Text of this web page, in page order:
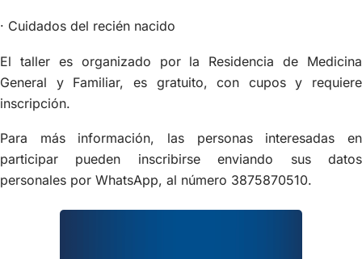
· Cuidados del recién nacido
El taller es organizado por la Residencia de Medicina
General y Familiar, es gratuito, con cupos y requiere
inscripción.
Para más información, las personas interesadas en
participar pueden inscribirse enviando sus datos
personales por WhatsApp, al número 3875870510.